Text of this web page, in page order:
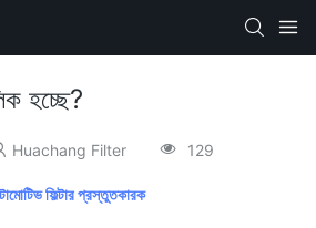
হচ্ছে?
Huachang Filter 129
ফিল্টার প্রস্তুতকারক